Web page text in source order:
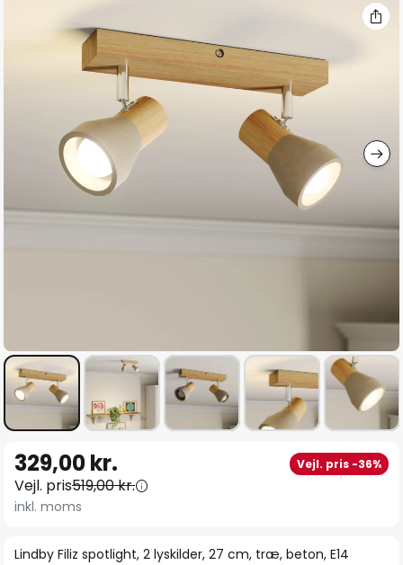
billedgalleriet
starten
af
Lindby Filiz spotlight, 2 lyskilder, 27 cm, træ, beton, E14
329,00 kr. Vejl. pris -36%
Vejl. pris519,00 kr.
inkl. moms